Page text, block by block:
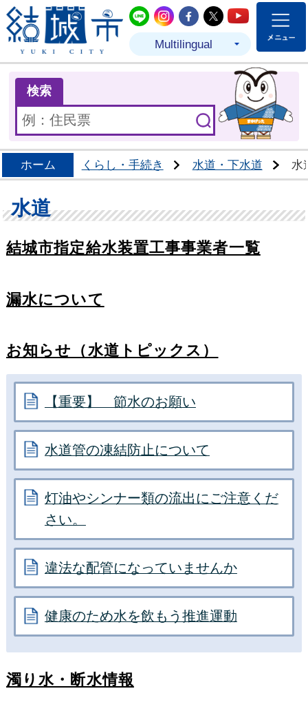
結城市公式LINE
結城市公式Instagram
結城市公式
結城市公式
結城市
Multilingual
検索
ホーム くらし・手続き 水道・下水道 水
水道
結城市指定給水装置工事事業者一覧
漏水について
お知らせ（水道トピックス）
【重要】 節水のお願い
水道管の凍結防止について
灯油やシンナー類の流出にご注意くだ
さい。
違法な配管になっていませんか
健康のため水を飲もう推進運動
濁り水・断水情報